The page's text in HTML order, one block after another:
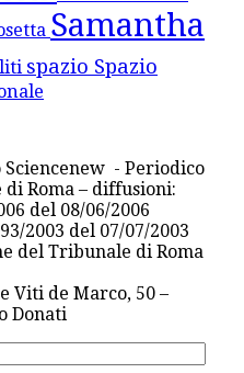
Samantha
spazio Spazio
- Periodico
Roma – diffusioni:
del 08/06/2006
2003 del 07/07/2003
del Tribunale di Roma
Viti de Marco, 50 –
Donati